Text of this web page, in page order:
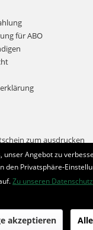
für ABO
zum ausdrucken
Angebot zu
Privatsphäre-
Zu unseren
akzeptieren